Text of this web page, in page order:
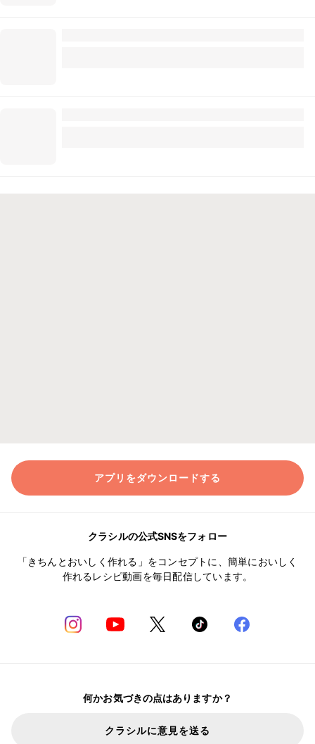
アプリをダウンロードする
クラシルの公式SNSをフォロー
「きちんとおいしく作れる」をコンセプトに、簡単においしく
作れるレシピ動画を毎日配信しています。
何かお気づきの点はありますか？
クラシルに意見を送る